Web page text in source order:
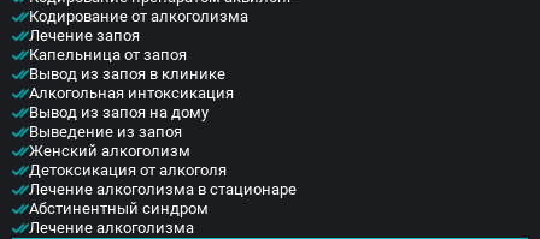
Кодирование от алкоголизма
Лечение запоя
Капельница от запоя
Вывод из запоя в клинике
Алкогольная интоксикация
Вывод из запоя на дому
Выведение из запоя
Женский алкоголизм
Детоксикация от алкоголя
Лечение алкоголизма в стационаре
Абстинентный синдром
Лечение алкоголизма